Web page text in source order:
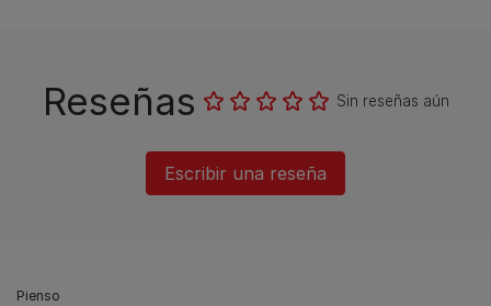
Reseñas Sin reseñas aún
Escribir una reseña
Pienso